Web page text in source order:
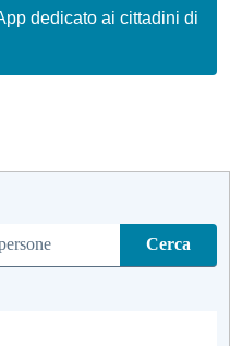
dedicato ai cittadini di
Cerca